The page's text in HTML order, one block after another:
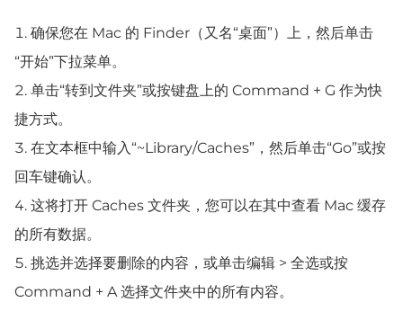
确保您在 Mac 的 Finder（又名“桌面”）上，然后单击
“开始”下拉菜单。
单击“转到文件夹”或按键盘上的 Command + G 作为快
捷方式。
在文本框中输入“~Library/Caches”，然后单击“Go”或按
回车键确认。
这将打开 Caches 文件夹，您可以在其中查看 Mac 缓存
的所有数据。
挑选并选择要删除的内容，或单击编辑 > 全选或按
Command + A 选择文件夹中的所有内容。